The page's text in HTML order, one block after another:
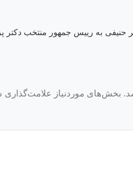
حنیفی به رییس جمهور منتخب دکتر
بخش‌های موردنیاز علامت‌گذاری